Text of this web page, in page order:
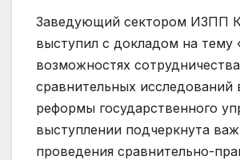
Заведующий сектором ИЗПП
выступил с докладом на тему
возможностях
сравнительных исследований
реформы государственного
выступлении подчеркнута
проведения сравнительно-